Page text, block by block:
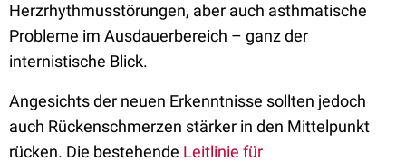
Herzrhythmusstörungen, aber auch asthmatische
Probleme im Ausdauerbereich – ganz der
internistische Blick.
Angesichts der neuen Erkenntnisse sollten jedoch
auch Rückenschmerzen stärker in den Mittelpunkt
rücken. Die bestehende Leitlinie für